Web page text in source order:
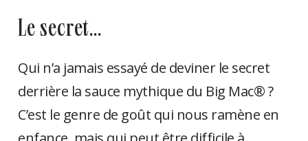
le secret…
Qui n’a jamais essayé de deviner le secret
derrière la sauce mythique du Big Mac® ?
C’est le genre de goût qui nous ramène en